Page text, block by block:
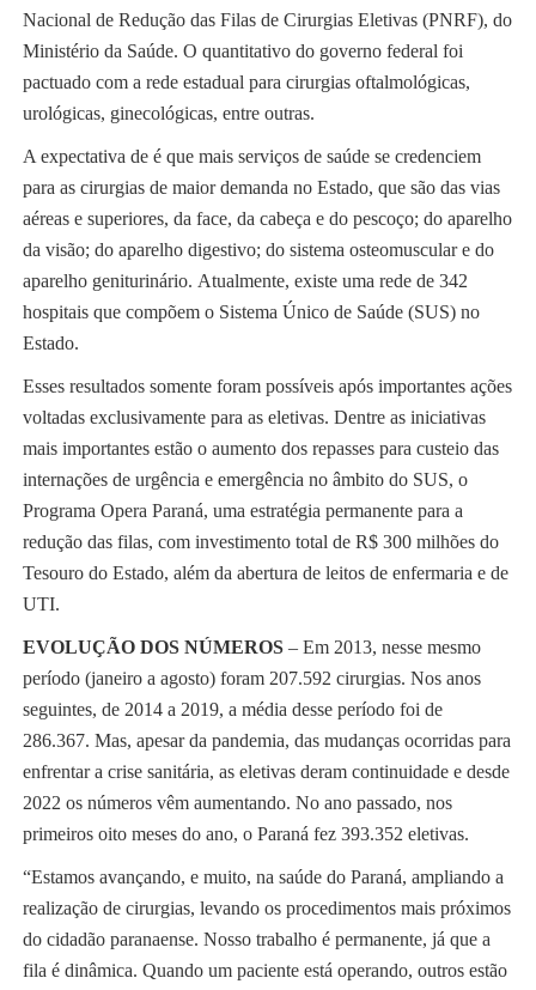
Nacional de Redução das Filas de Cirurgias Eletivas (PNRF), do
Ministério da Saúde. O quantitativo do governo federal foi
pactuado com a rede estadual para cirurgias oftalmológicas,
urológicas, ginecológicas, entre outras.
A expectativa de é que mais serviços de saúde se credenciem
para as cirurgias de maior demanda no Estado, que são das vias
aéreas e superiores, da face, da cabeça e do pescoço; do aparelho
da visão; do aparelho digestivo; do sistema osteomuscular e do
aparelho geniturinário. Atualmente, existe uma rede de 342
hospitais que compõem o Sistema Único de Saúde (SUS) no
Estado.
Esses resultados somente foram possíveis após importantes ações
voltadas exclusivamente para as eletivas. Dentre as iniciativas
mais importantes estão o aumento dos repasses para custeio das
internações de urgência e emergência no âmbito do SUS, o
Programa Opera Paraná, uma estratégia permanente para a
redução das filas, com investimento total de R$ 300 milhões do
Tesouro do Estado, além da abertura de leitos de enfermaria e de
UTI.
EVOLUÇÃO DOS NÚMEROS– Em 2013, nesse mesmo
período (janeiro a agosto) foram 207.592 cirurgias. Nos anos
seguintes, de 2014 a 2019, a média desse período foi de
286.367. Mas, apesar da pandemia, das mudanças ocorridas para
enfrentar a crise sanitária, as eletivas deram continuidade e desde
2022 os números vêm aumentando. No ano passado, nos
primeiros oito meses do ano, o Paraná fez 393.352 eletivas.
“Estamos avançando, e muito, na saúde do Paraná, ampliando a
realização de cirurgias, levando os procedimentos mais próximos
do cidadão paranaense. Nosso trabalho é permanente, já que a
fila é dinâmica. Quando um paciente está operando, outros estão